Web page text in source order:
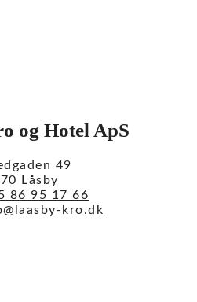
og Hotel ApS
49
Låsby
86 95 17 66
kro.dk